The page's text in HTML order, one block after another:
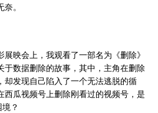
除-
西
瓜
视
。
映会上，我观看了一部名为《删除》
于数据删除的故事，其中，主角在删除
却发现自己陷入了一个无法逃脱的循
西瓜视频号上删除刚看过的视频号，是
？